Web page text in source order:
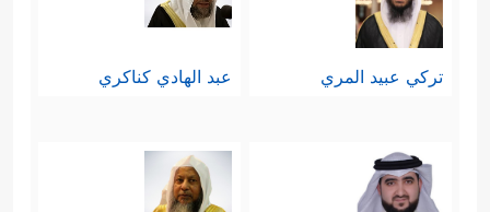
تركي عبيد المري عبد الهادي كناكري